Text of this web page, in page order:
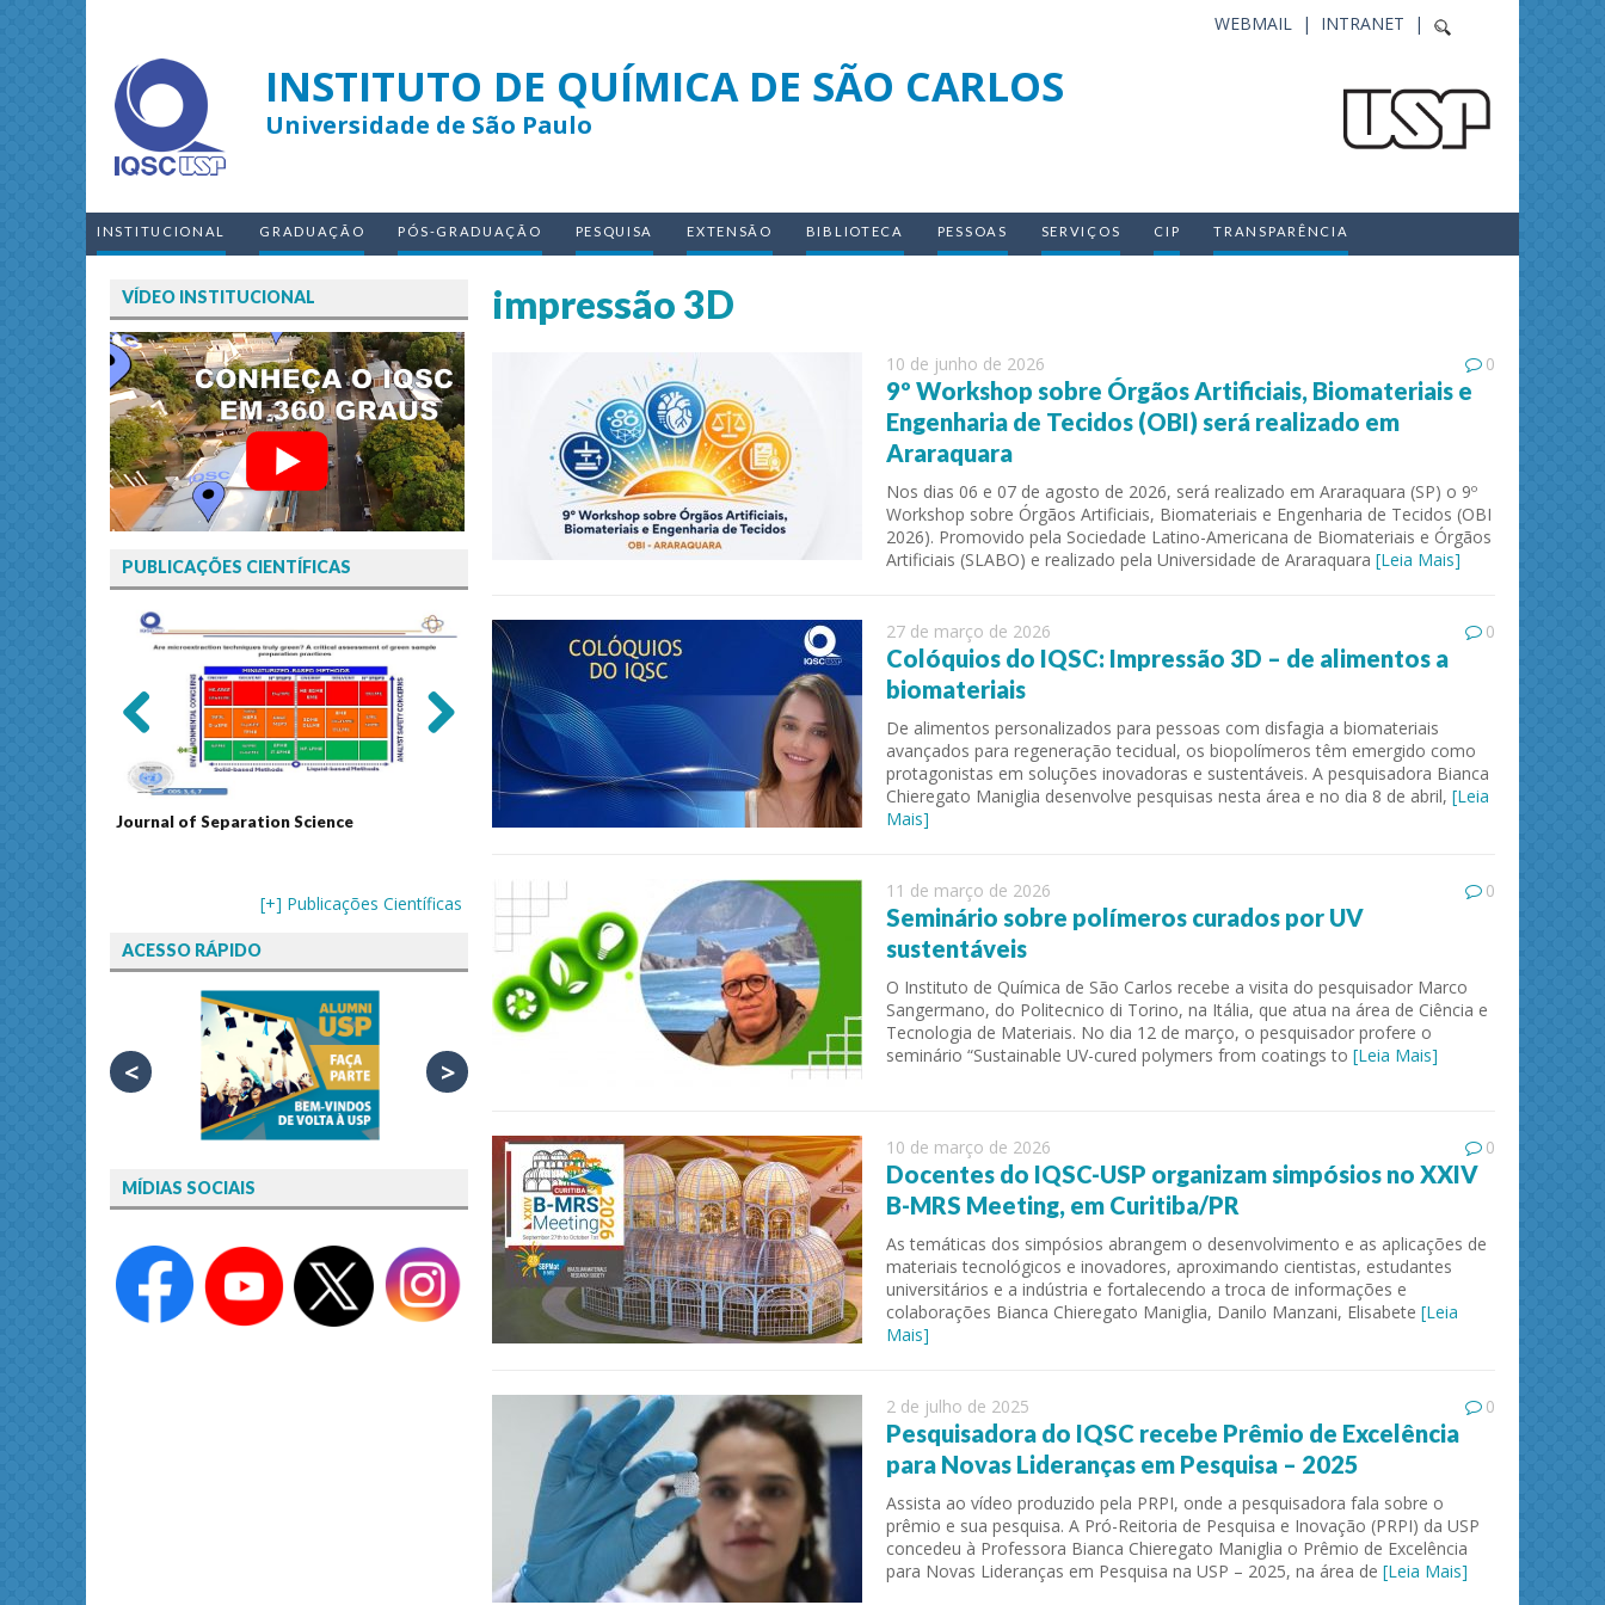
INTRANET |
WEBMAIL |
INSTITUTO DE QUÍMICA DE SÃO CARLOS
Universidade de São Paulo
INSTITUCIONAL GRADUAÇÃO PÓS-GRADUAÇÃO PESQUISA EXTENSÃO BIBLIOTECA PESSOAS SERVIÇOS CIP TRANSPARÊNCIA
impressão 3D
10 de junho de 2026 0
9º Workshop sobre Órgãos Artificiais, Biomateriais e
Engenharia de Tecidos (OBI) será realizado em
Araraquara
Nos dias 06 e 07 de agosto de 2026, será realizado em Araraquara (SP) o 9º
Workshop sobre Órgãos Artificiais, Biomateriais e Engenharia de Tecidos (OBI
2026). Promovido pela Sociedade Latino-Americana de Biomateriais e Órgãos
Artificiais (SLABO) e realizado pela Universidade de Araraquara [Leia Mais]
27 de março de 2026 0
Colóquios do IQSC: Impressão 3D – de alimentos a
biomateriais
De alimentos personalizados para pessoas com disfagia a biomateriais
avançados para regeneração tecidual, os biopolímeros têm emergido como
protagonistas em soluções inovadoras e sustentáveis. A pesquisadora Bianca
Chieregato Maniglia desenvolve pesquisas nesta área e no dia 8 de abril, [Leia
Mais]
11 de março de 2026 0
Seminário sobre polímeros curados por UV
sustentáveis
O Instituto de Química de São Carlos recebe a visita do pesquisador Marco
Sangermano, do Politecnico di Torino, na Itália, que atua na área de Ciência e
Tecnologia de Materiais. No dia 12 de março, o pesquisador profere o
seminário “Sustainable UV-cured polymers from coatings to [Leia Mais]
10 de março de 2026 0
Docentes do IQSC-USP organizam simpósios no XXIV
B-MRS Meeting, em Curitiba/PR
As temáticas dos simpósios abrangem o desenvolvimento e as aplicações de
materiais tecnológicos e inovadores, aproximando cientistas, estudantes
universitários e a indústria e fortalecendo a troca de informações e
colaborações Bianca Chieregato Maniglia, Danilo Manzani, Elisabete [Leia
Mais]
2 de julho de 2025 0
Pesquisadora do IQSC recebe Prêmio de Excelência
para Novas Lideranças em Pesquisa – 2025
Assista ao vídeo produzido pela PRPI, onde a pesquisadora fala sobre o
prêmio e sua pesquisa. A Pró-Reitoria de Pesquisa e Inovação (PRPI) da USP
concedeu à Professora Bianca Chieregato Maniglia o Prêmio de Excelência
para Novas Lideranças em Pesquisa na USP – 2025, na área de [Leia Mais]
VÍDEO INSTITUCIONAL
PUBLICAÇÕES CIENTÍFICAS
Journal of Separation Science
Sustainable Energy Technologies and
Journal of Molecular Liquids
Previ
ous
[+] Publicações Científicas
ACESSO RÁPIDO
< >
MÍDIAS SOCIAIS